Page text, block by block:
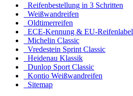
Reifenbestellung in 3 Schritten
Weißwandreifen
Oldtimerreifen
ECE-Kennung & EU-Reifenlabel
Michelin Classic
Vredestein Sprint Classic
Heidenau Klassik
Dunlop Sport Classic
Kontio Weißwandreifen
Sitemap